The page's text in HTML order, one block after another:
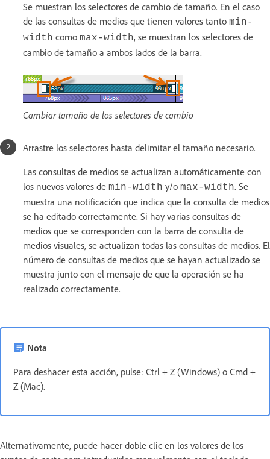
Se muestran los selectores de cambio de tamaño. En el caso
de las consultas de medios que tienen valores tanto min-
width como max-width, se muestran los selectores de
cambio de tamaño a ambos lados de la barra.
Cambiar tamaño de los selectores de cambio
Arrastre los selectores hasta delimitar el tamaño necesario.
Las consultas de medios se actualizan automáticamente con
los nuevos valores de min-width y/o max-width. Se
muestra una notificación que indica que la consulta de medios
se ha editado correctamente. Si hay varias consultas de
medios que se corresponden con la barra de consulta de
medios visuales, se actualizan todas las consultas de medios. El
número de consultas de medios que se hayan actualizado se
muestra junto con el mensaje de que la operación se ha
realizado correctamente.
Nota
Para deshacer esta acción, pulse: Ctrl + Z (Windows) o Cmd +
Z (Mac).
Alternativamente, puede hacer doble clic en los valores de los